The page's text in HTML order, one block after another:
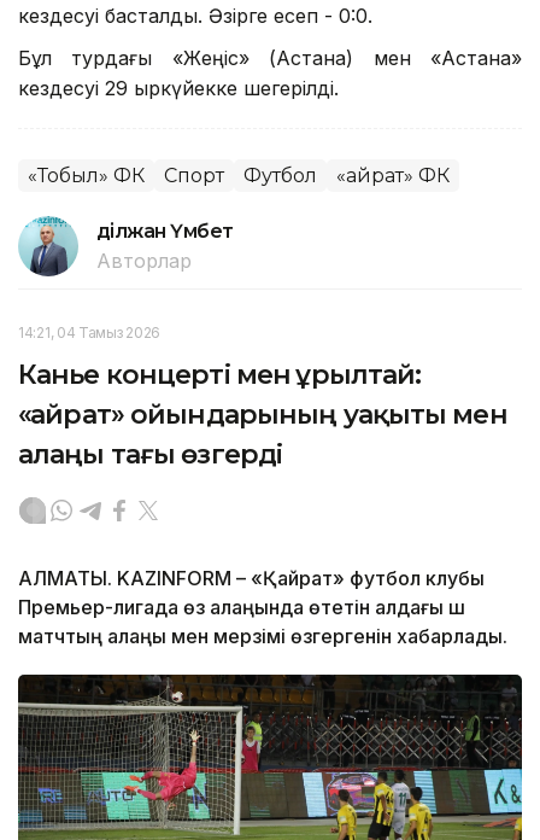
кездесуі басталды. Әзірге есеп - 0:0.
Бұл турдағы «Жеңіс» (Астана) мен «Астана»
кездесуі 29 қыркүйекке шегерілді.
«Тобыл» ФК Спорт Футбол «Қайрат» ФК
Әділжан Үмбет
Авторлар
14:21, 04 Тамыз 2026
Канье концерті мен Құрылтай:
«Қайрат» ойындарының уақыты мен
алаңы тағы өзгерді
АЛМАТЫ. KAZINFORM – «Қайрат» футбол клубы
Премьер-лигада өз алаңында өтетін алдағы үш
матчтың алаңы мен мерзімі өзгергенін хабарлады.